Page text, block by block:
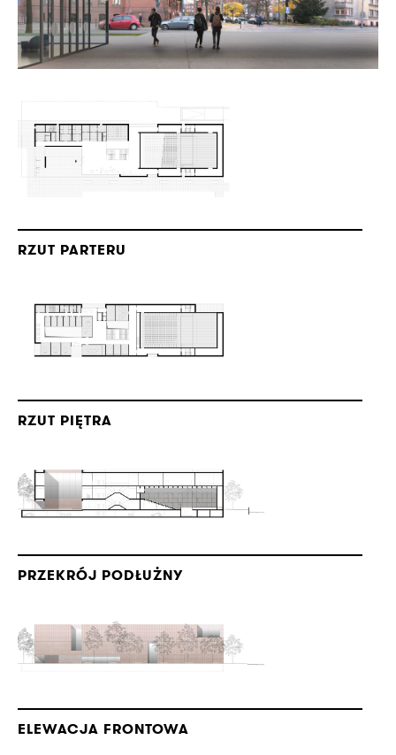
RZUT PARTERU
RZUT PIĘTRA
PRZEKRÓJ PODŁUŻNY
ELEWACJA FRONTOWA